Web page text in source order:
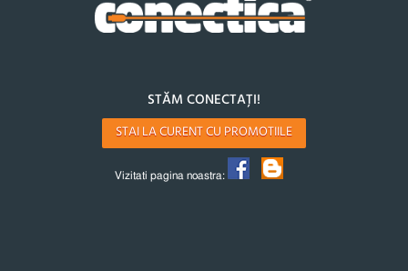
STĂM CONECTAȚI!
STAI LA CURENT CU PROMOTIILE
Vizitati pagina noastra: